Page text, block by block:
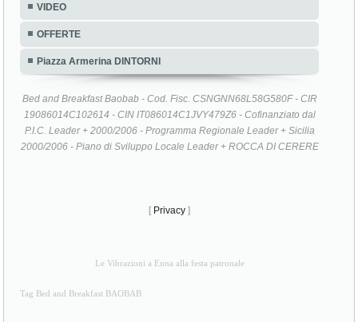
VIDEO
OFFERTE
Piazza Armerina DINTORNI
Bed and Breakfast Baobab - Cod. Fisc. CSNGNN68L58G580F - CIR
19086014C102614 - CIN IT086014C1JVY479Z6 - Cofinanziato dal
P.I.C. Leader + 2000/2006 - Programma Regionale Leader + Sicilia
2000/2006 - Piano di Sviluppo Locale Leader + ROCCA DI CERERE
[ Privacy ]
Le Vibrazioni a Enna alla festa patronale
Tag Bed and Breakfast BAOBAB